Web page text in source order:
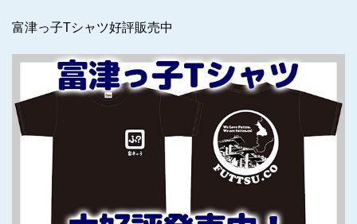
富津っ子Tシャツ好評販売中